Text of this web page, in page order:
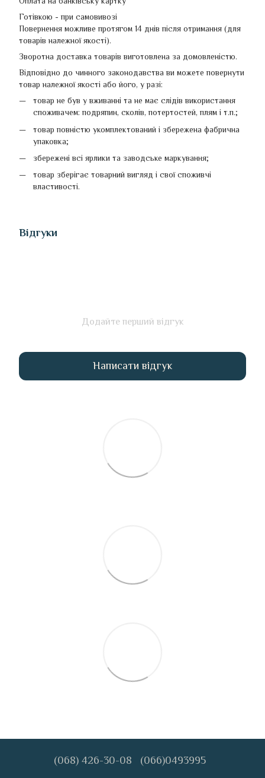
Готівкою - при самовивозі
Повернення можливе протягом 14 днів після отримання (для
товарів належної якості).
Зворотна доставка товарів виготовлена ​​за домовленістю.
Відповідно до чинного законодавства ви можете повернути
товар належної якості або його, у разі:
товар не був у вживанні та не має слідів використання
споживачем: подряпин, сколів, потертостей, плям і т.п.;
товар повністю укомплектований і збережена фабрична
упаковка;
збережені всі ярлики та заводське маркування;
товар зберігає товарний вигляд і свої споживчі
властивості.
Відгуки
Додайте перший відгук
Написати відгук
(068) 426-30-08 (066)0493995